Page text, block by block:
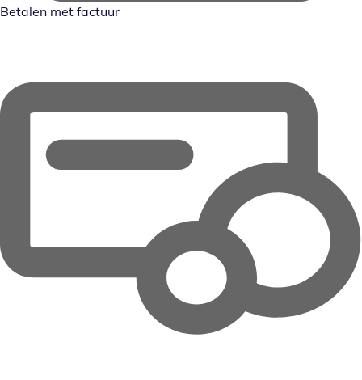
Betalen met factuur